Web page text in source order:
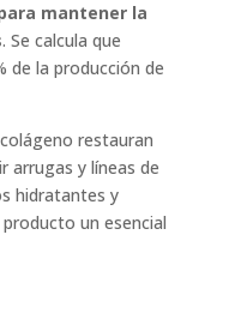
mantener la
. Se calcula que
de la producción de
restauran
arrugas y líneas de
hidratantes y
un esencial